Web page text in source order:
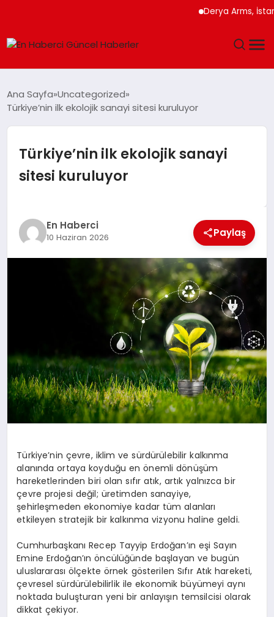
Derya Arms, İstanbul
SPOR
SAĞLIK
TEKNOLOJI
DÜNYA
Ana Sayfa Uncategorized
Türkiye’nin ilk ekolojik sanayi sitesi kuruluyor
Türkiye’nin ilk ekolojik sanayi
sitesi kuruluyor
En Haberci
10 Haziran 2026 Paylaş
Türkiye’nin çevre, iklim ve sürdürülebilir kalkınma
alanında ortaya koyduğu en önemli dönüşüm
hareketlerinden biri olan sıfır atık, artık yalnızca bir
çevre projesi değil; üretimden sanayiye,
şehirleşmeden ekonomiye kadar tüm alanları
etkileyen stratejik bir kalkınma vizyonu haline geldi.
Cumhurbaşkanı Recep Tayyip Erdoğan’ın eşi Sayın
Emine Erdoğan’ın öncülüğünde başlayan ve bugün
uluslararası ölçekte örnek gösterilen Sıfır Atık hareketi,
çevresel sürdürülebilirlik ile ekonomik büyümeyi aynı
noktada buluşturan yeni bir anlayışın temsilcisi olarak
dikkat çekiyor.